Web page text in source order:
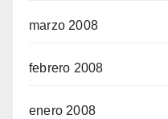
marzo 2008
febrero 2008
enero 2008